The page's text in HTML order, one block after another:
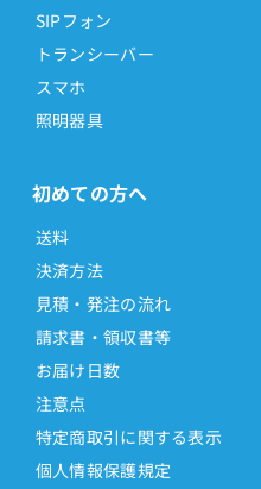
SIPフォン
トランシーバー
スマホ
照明器具
初めての方へ
送料
決済方法
見積・発注の流れ
請求書・領収書等
お届け日数
注意点
特定商取引に関する表示
個人情報保護規定